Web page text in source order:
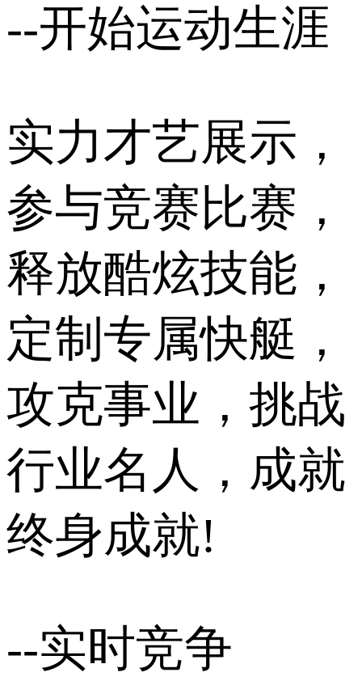
--开始运动生涯
实力才艺展示，
参与竞赛比赛，
释放酷炫技能，
定制专属快艇，
攻克事业，挑战
行业名人，成就
终身成就!
--实时竞争